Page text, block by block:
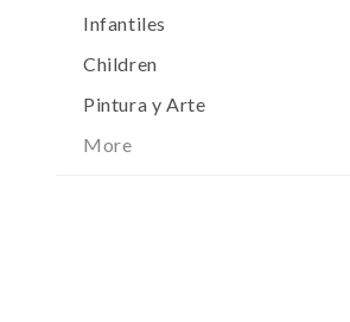
Infantiles
Children
Pintura y Arte
More